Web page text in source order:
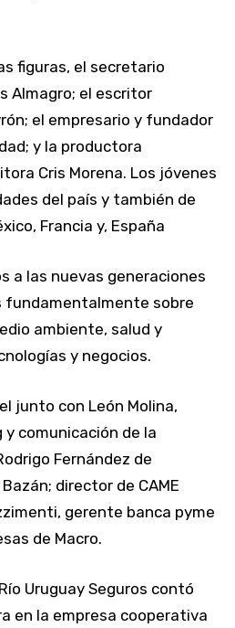
figuras, el secretario
Almagro; el escritor
el empresario y fundador
y la productora
Cris Morena. Los jóvenes
del país y también de
Francia y, España
a las nuevas generaciones
fundamentalmente sobre
ambiente, salud y
y negocios.
junto con León Molina,
comunicación de la
Fernández de
director de CAME
gerente banca pyme
de Macro.
Uruguay Seguros contó
en la empresa cooperativa